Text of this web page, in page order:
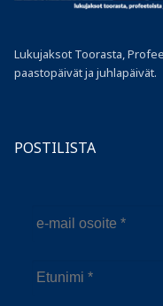
Lukujaksot Toorasta,
paastopäivät ja juhlapäivät.
POSTILISTA